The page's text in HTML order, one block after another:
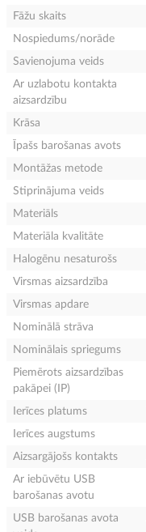
Fāžu skaits
Nospiedums/norāde
Savienojuma veids
Ar uzlabotu kontakta
aizsardzību
Krāsa
Īpašs barošanas avots
Montāžas metode
Stiprinājuma veids
Materiāls
Materiāla kvalitāte
Halogēnu nesaturošs
Virsmas aizsardzība
Virsmas apdare
Nominālā strāva
Nominālais spriegums
Piemērots aizsardzības
pakāpei (IP)
Ierīces platums
Ierīces augstums
Aizsargājošs kontakts
Ar iebūvētu USB
barošanas avotu
USB barošanas avota